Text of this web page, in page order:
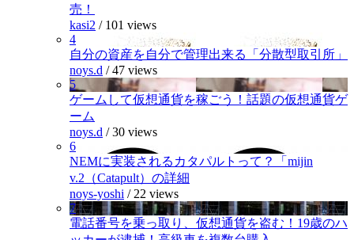
売！
kasi2 / 101 views
4
自分の資産を自分で管理出来る「分散型取引所」
noys.d /47 views
5
ゲームして仮想通貨を稼ごう！話題の仮想通貨ゲ
ーム
noys.d /30 views
6
NEMに実装されるカタパルトって？「mijin
v.2（Catapult）の詳細
noys-yoshi / 22 views
7
電話番号を乗っ取り、仮想通貨を盗む！19歳のハ